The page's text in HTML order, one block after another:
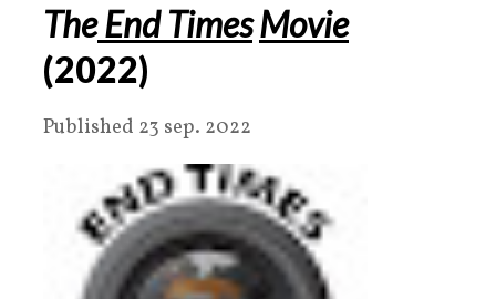
TheEnd TimesMovie
(2022)
Published 23 sep. 2022